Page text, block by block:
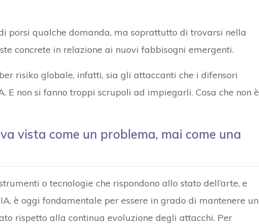
porsi qualche domanda, ma soprattutto di trovarsi nella
concrete in relazione ai nuovi fabbisogni emergenti.
risiko globale, infatti, sia gli attaccanti che i difensori
E non si fanno troppi scrupoli ad impiegarli. Cosa che non è
vista come un problema, mai come una
o tecnologie che rispondono allo stato dell’arte, e
è oggi fondamentale per essere in grado di mantenere un
rispetto alla continua evoluzione degli attacchi. Per